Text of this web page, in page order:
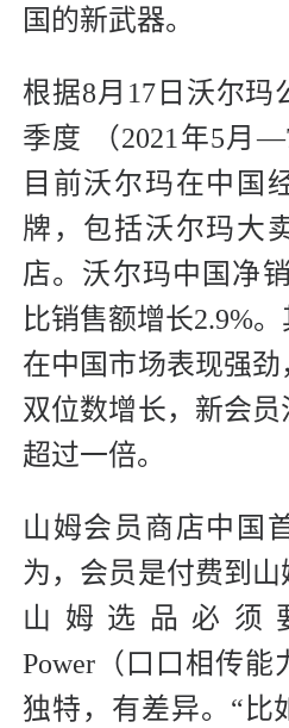
国的新武器。
根据8月17日沃尔玛
季度 （2021年5月
目前沃尔玛在中国
牌，包括沃尔玛大
店。沃尔玛中国净
比销售额增长2.9%
在中国市场表现强
双位数增长，新会
超过一倍。
山姆会员商店中国
为，会员是付费到
山姆选品必须
Power（口口相传能
独特，有差异。“比